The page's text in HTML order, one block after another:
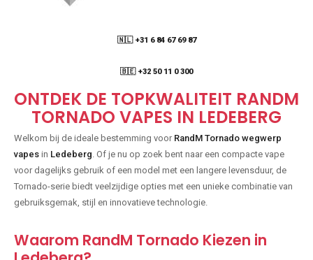
🇳🇱 +31 6 84 67 69 87
🇧🇪 +32 50 11 0 300
ONTDEK DE TOPKWALITEIT RANDM
TORNADO VAPES IN LEDEBERG
Welkom bij de ideale bestemming voor RandM Tornado wegwerp
vapes in Ledeberg . Of je nu op zoek bent naar een compacte vape
voor dagelijks gebruik of een model met een langere levensduur, de
Tornado-serie biedt veelzijdige opties met een unieke combinatie van
gebruiksgemak, stijl en innovatieve technologie.
Waarom RandM Tornado Kiezen in